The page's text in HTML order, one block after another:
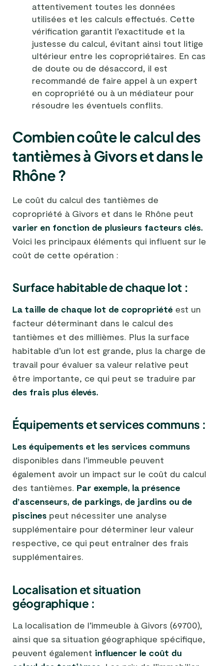
attentivement toutes les données
utilisées et les calculs effectués. Cette
vérification garantit l’exactitude et la
justesse du calcul, évitant ainsi tout litige
ultérieur entre les copropriétaires. En cas
de doute ou de désaccord, il est
recommandé de faire appel à un expert
en copropriété ou à un médiateur pour
résoudre les éventuels conflits.
Combien coûte le calcul des
tantièmes à Givors et dans le
Rhône ?
Le coût du calcul des tantièmes de
copropriété à Givors et dans le Rhône peut
varier en fonction de plusieurs facteurs clés.
Voici les principaux éléments qui influent sur le
coût de cette opération :
Surface habitable de chaque lot :
La taille de chaque lot de copropriété est un
facteur déterminant dans le calcul des
tantièmes et des millièmes. Plus la surface
habitable d’un lot est grande, plus la charge de
travail pour évaluer sa valeur relative peut
être importante, ce qui peut se traduire par
des frais plus élevés.
Équipements et services communs :
Les équipements et les services communs
disponibles dans l’immeuble peuvent
également avoir un impact sur le coût du calcul
des tantièmes. Par exemple, la présence
d’ascenseurs, de parkings, de jardins ou de
piscines peut nécessiter une analyse
supplémentaire pour déterminer leur valeur
respective, ce qui peut entraîner des frais
supplémentaires.
Localisation et situation
géographique :
La localisation de l’immeuble à Givors (69700),
ainsi que sa situation géographique spécifique,
peuvent également influencer le coût du